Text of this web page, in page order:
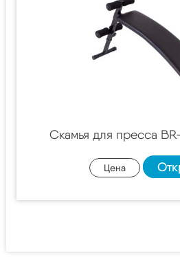
Скамья для пресса
Цена